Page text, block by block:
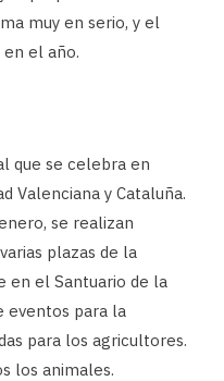
muy en serio, y el
el año.
que se celebra en
Valenciana y Cataluña.
se realizan
plazas de la
en el Santuario de la
eventos para la
para los agricultores.
los animales.